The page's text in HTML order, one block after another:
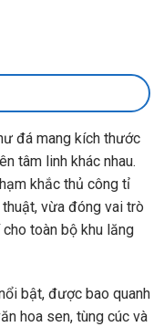
đá mang kích thước
tâm linh khác nhau.
khắc thủ công tỉ
vừa đóng vai trò
toàn bộ khu lăng
bật, được bao quanh
hoa sen, tùng cúc và